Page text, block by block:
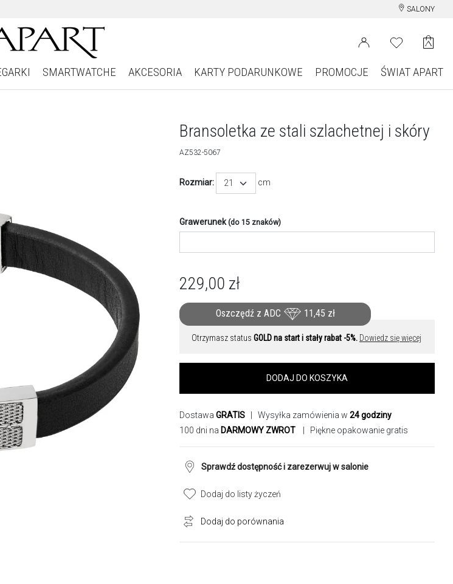
SALONY
SMARTWATCHE AKCESORIA KARTY PODARUNKOWE PROMOCJE ŚWIAT APART
Bransoletka ze stali szlachetnej i skóry
AZ532-5067
Rozmiar: 21 cm
Grawerunek(do 15 znaków)
229,00 zł
Oszczędź z ADC 11,45 zł
Otrzymasz status GOLD na start i stały rabat -5%. Dowiedz się więcej
DODAJ DO KOSZYKA
Dostawa GRATIS | Wysyłka zamówienia w 24 godziny
100 dni na DARMOWY ZWROT | Piękne opakowanie gratis
Sprawdź dostępność i zarezerwuj w salonie
Dodaj do listy życzeń
Dodaj do porównania